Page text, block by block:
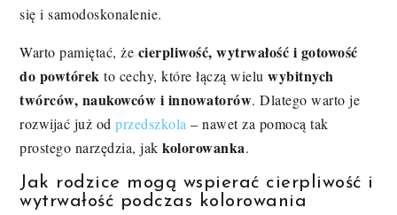
się i samodoskonalenie.
Warto pamiętać, że cierpliwość, wytrwałość i gotowość
do powtórek to cechy, które łączą wieluwybitnych
twórców, naukowców i innowatorów. Dlatego warto je
rozwijać już odprzedszkola – nawet za pomocą tak
prostego narzędzia, jakkolorowanka.
Jak rodzice mogą wspierać cierpliwość i
wytrwałość podczas kolorowania